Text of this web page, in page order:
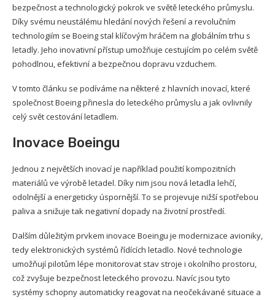
bezpečnost a technologický pokrok ve světě leteckého průmyslu.
Díky svému neustálému hledání nových řešení a revolučním
technologiím se Boeing stal klíčovým hráčem na globálním trhu s
letadly. Jeho inovativní přístup umožňuje cestujícím po celém světě
pohodlnou, efektivní a bezpečnou dopravu vzduchem.
V tomto článku se podíváme na některé z hlavních inovací, které
společnost Boeing přinesla do leteckého průmyslu a jak ovlivnily
celý svět cestování letadlem.
Inovace Boeingu
Jednou z největších inovací je například použití kompozitních
materiálů ve výrobě letadel. Díky nim jsou nová letadla lehčí,
odolnější a energeticky úspornější. To se projevuje nižší spotřebou
paliva a snižuje tak negativní dopady na životní prostředí.
Dalším důležitým prvkem inovace Boeingu je modernizace avioniky,
tedy elektronických systémů řídících letadlo. Nové technologie
umožňují pilotům lépe monitorovat stav stroje i okolního prostoru,
což zvyšuje bezpečnost leteckého provozu. Navíc jsou tyto
systémy schopny automaticky reagovat na neočekávané situace a